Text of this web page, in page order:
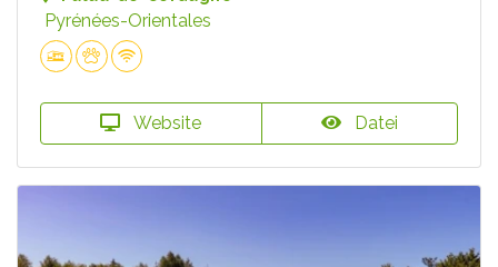
Pyrénées-Orientales
Website Datei